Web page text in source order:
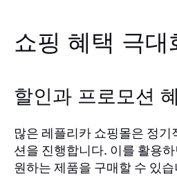
쇼핑 혜택 극대
할인과 프로모션
많은 레플리카 쇼핑몰은 정기
션을 진행합니다. 이를 활용
원하는 제품을 구매할 수 있